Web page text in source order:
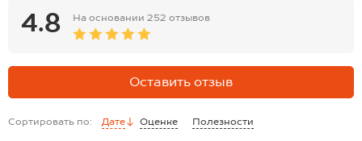
4.8 На основании 252 отзывов
Оставить отзыв
Сортировать по: Дате Оценке Полезности